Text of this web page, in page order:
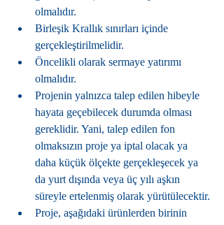
olmalıdır.
Birleşik Krallık sınırları içinde
gerçekleştirilmelidir.
Öncelikli olarak sermaye yatırımı
olmalıdır.
Projenin yalnızca talep edilen hibeyle
hayata geçebilecek durumda olması
gereklidir. Yani, talep edilen fon
olmaksızın proje ya iptal olacak ya
daha küçük ölçekte gerçekleşecek ya
da yurt dışında veya üç yılı aşkın
süreyle ertelenmiş olarak yürütülecektir.
Proje, aşağıdaki ürünlerden birinin